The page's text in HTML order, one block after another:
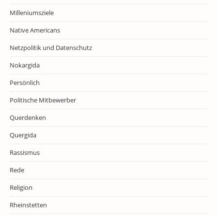
Milleniumsziele
Native Americans
Netzpolitik und Datenschutz
Nokargida
Persönlich
Politische Mitbewerber
Querdenken
Quergida
Rassismus
Rede
Religion
Rheinstetten